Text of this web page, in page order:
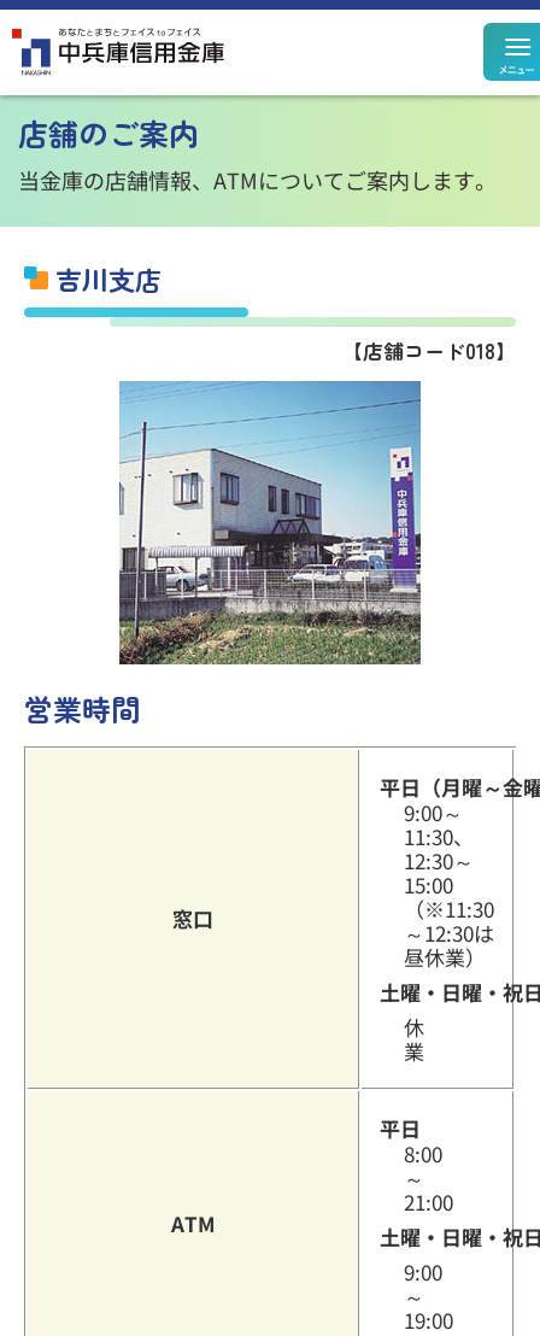
定期預金
決済性預金
規定集
シミュレーション
住宅ローン
カードローン
事業性ローン
投資信託
その他のサービス
よくあるご質問
店舗のご案内
当金庫の店舗情報、ATMについてご案内します。
吉川支店
【店舗コード018】
営業時間
窓口
平日（月曜～金
9:00～
11:30、
12:30～
15:00
（※11:30
～12:30は
昼休業）
土曜・日曜・祝
休
業
ATM
平日
8:00
～
21:00
土曜・日曜・祝
9:00
～
19:00